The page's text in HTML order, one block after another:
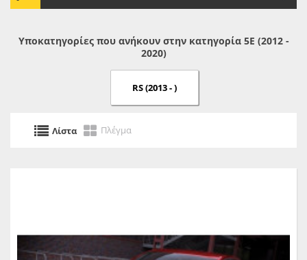
Υποκατηγορίες που ανήκουν στην κατηγορία 5E (2012 -
2020)
RS (2013 - )
Λίστα Πλέγμα